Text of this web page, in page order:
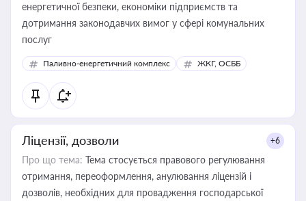
енергетичної безпеки, економіки підприємств та
дотримання законодавчих вимог у сфері комунальних
послуг
Паливно-енергетичний комплекс ЖКГ, ОСББ
Ліцензії, дозволи +6
Про що тема: Тема стосується правового регулювання
отримання, переоформлення, анулювання ліцензій і
дозволів, необхідних для провадження господарської